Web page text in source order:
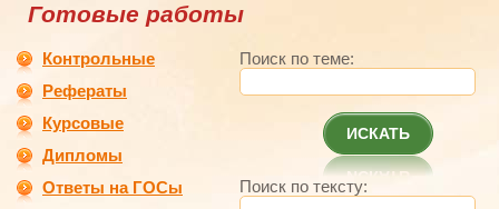
Готовые работы
Контрольные
Рефераты
Курсовые
Дипломы
Ответы на ГОСы
Поиск по теме:
ИСКАТЬ
Поиск по тексту: